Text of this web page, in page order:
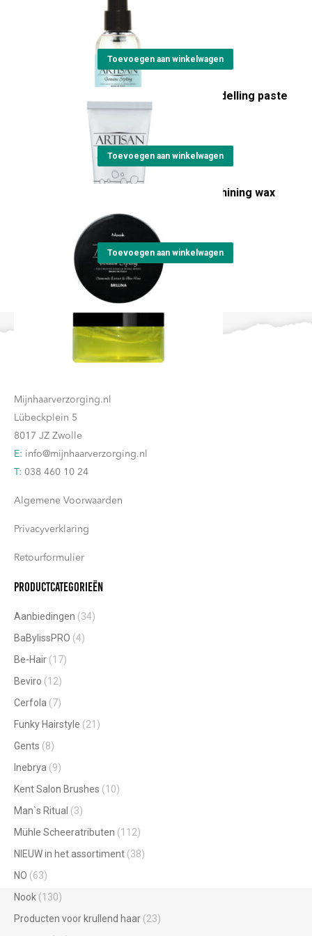
Toevoegen aan winkelwagen
Artisan Pongo matt modelling paste
Toevoegen aan winkelwagen
Artisan Brillina glossy shining wax
€23,15
Toevoegen aan winkelwagen
Mijnhaarverzorging.nl
Lübeckplein 5
8017 JZ Zwolle
E: info@mijnhaarverzorging.nl
T: 038 460 10 24
Algemene Voorwaarden
Privacyverklaring
Retourformulier
Productcategorieën
Aanbiedingen (34)
BaBylissPRO (4)
Be-Hair (17)
Beviro (12)
Cerfola (7)
Funky Hairstyle (21)
Gents (8)
Inebrya (9)
Kent Salon Brushes (10)
Man`s Ritual (3)
Mühle Scheeratributen (112)
NIEUW in het assortiment (38)
NO (63)
Nook (130)
Producten voor krullend haar (23)